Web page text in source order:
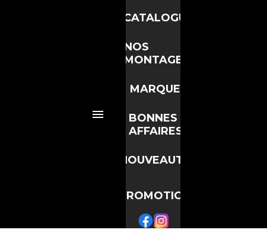
CATALOGUE
NOS
MONTAGES
MARQUES
BONNES
AFFAIRES
NOUVEAUTÉS
PROMOTIONS